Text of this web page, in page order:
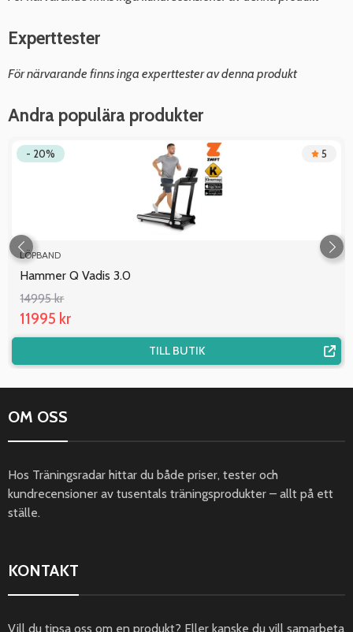
Experttester
För närvarande finns inga experttester av denna produkt
Andra populära produkter
- 20% 5
LÖPBAND
Hammer Q Vadis 3.0
14995 kr
11995 kr
TILL BUTIK
OM OSS
Hos Träningsradar hittar du både priser, tester och
kundrecensioner av tusentals träningsprodukter – allt på ett
ställe.
KONTAKT
Vill du tipsa oss om en produkt? Eller kanske du vill samarbeta